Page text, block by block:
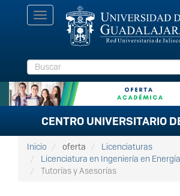
Toggle
navigation
Buscar
CENTRO UNIVERSITARIO
Inicio oferta
Licenciaturas
Licenciatura en Ingeniería en Energía
Tutorías y Asesorías